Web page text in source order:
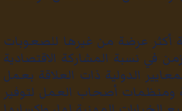
أكثر عرضة من غيرها للصعوبات
في نسبة المشاركة الاقتصادية
الدولية ذات العلاقة بعمل
ومنظمات أصحاب العمل لتوفير